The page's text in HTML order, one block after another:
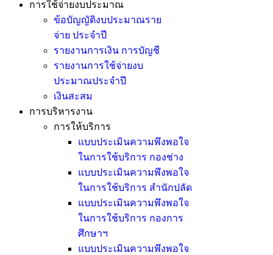
การใช้จ่ายงบประมาณ
ข้อบัญญัติงบประมาณราย
จ่าย ประจำปี
รายงานการเงิน การบัญชี
รายงานการใช้จ่ายงบ
ประมาณประจำปี
เงินสะสม
การบริหารงาน
การให้บริการ
แบบประเมินความพึงพอใจ
ในการใช้บริการ กองช่าง
แบบประเมินความพึงพอใจ
ในการใช้บริการ สำนักปลัด
แบบประเมินความพึงพอใจ
ในการใช้บริการ กองการ
ศึกษาฯ
แบบประเมินความพึงพอใจ